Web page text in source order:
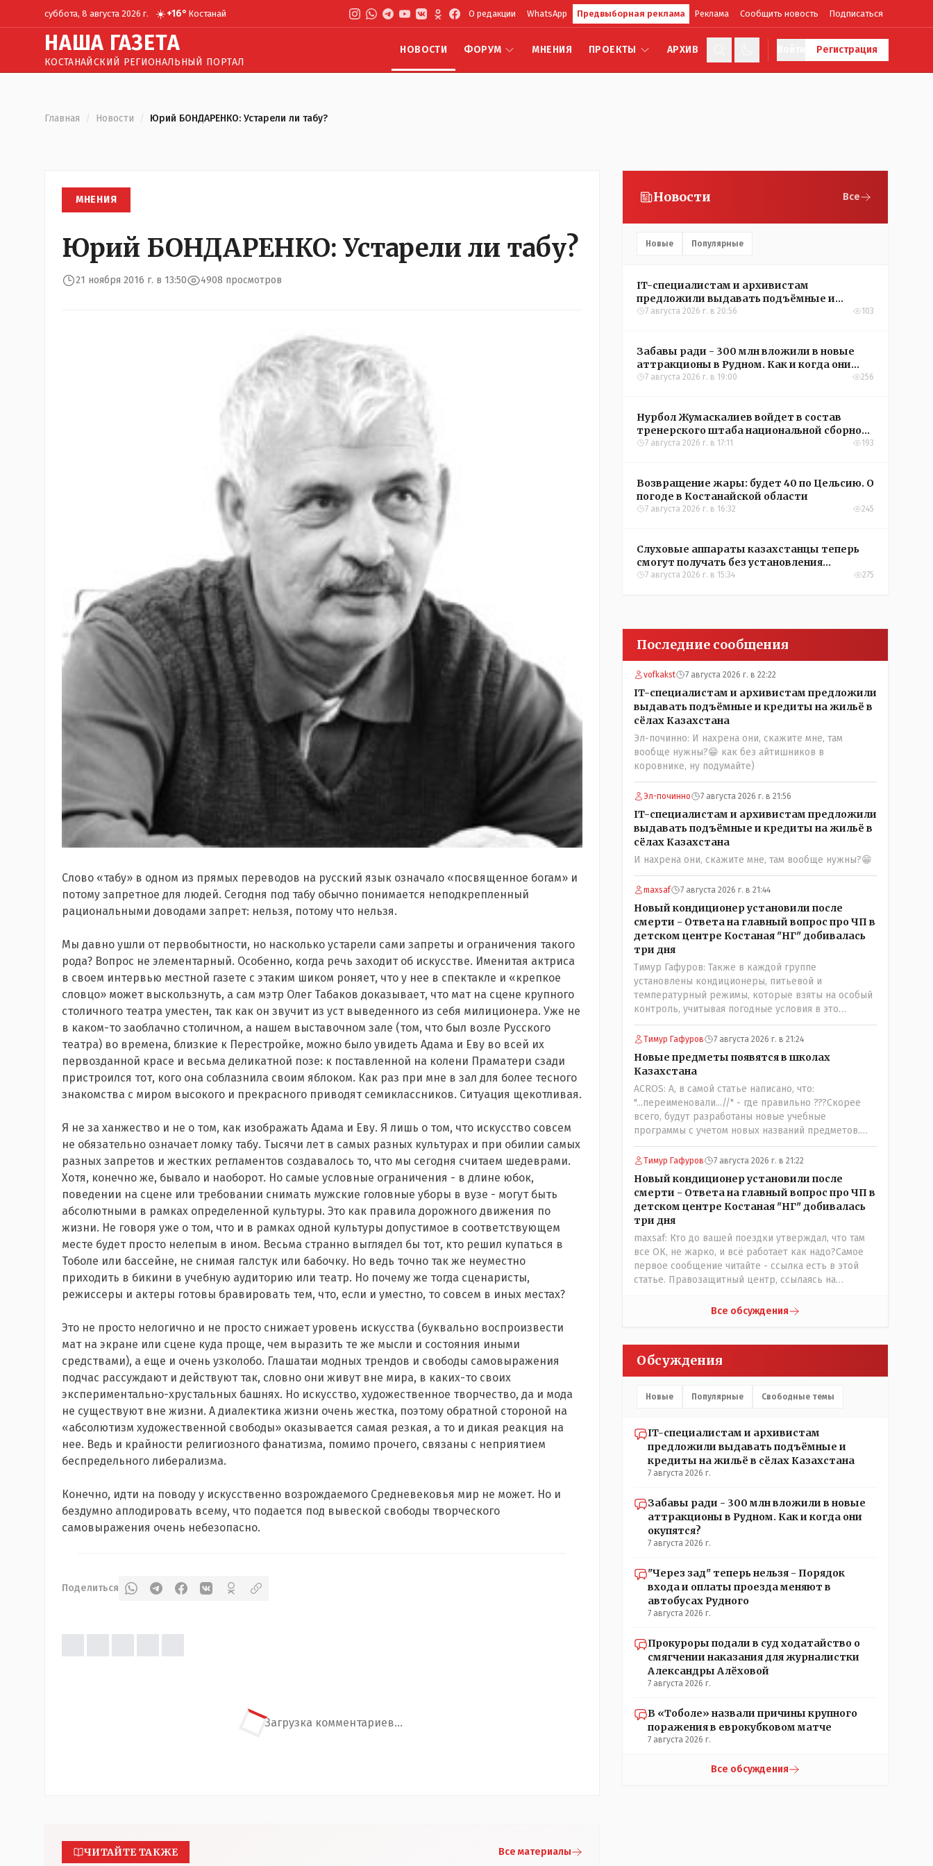
суббота, 8 августа 2026 г. ☀️+16° Костанай О редакции WhatsApp Предвыборная реклама Реклама Сообщить новость Подписаться
НАША ГАЗЕТА
КОСТАНАЙСКИЙ РЕГИОНАЛЬНЫЙ ПОРТАЛ
НОВОСТИ ФОРУМ МНЕНИЯ ПРОЕКТЫ АРХИВ Регистрация
Главная / Новости / Юрий БОНДАРЕНКО: Устарели ли табу?
МНЕНИЯ
Юрий БОНДАРЕНКО: Устарели ли табу?
21 ноября 2016 г. в 13:50 4908 просмотров
Слово «табу» в одном из прямых переводов на русский язык означало «посвященное богам» и
потому запретное для людей. Сегодня под табу обычно понимается неподкрепленный
рациональными доводами запрет: нельзя, потому что нельзя.
Мы давно ушли от первобытности, но насколько устарели сами запреты и ограничения такого
рода? Вопрос не элементарный. Особенно, когда речь заходит об искусстве. Именитая актриса
в своем интервью местной газете с этаким шиком роняет, что у нее в спектакле и «крепкое
словцо» может выскользнуть, а сам мэтр Олег Табаков доказывает, что мат на сцене крупного
столичного театра уместен, так как он звучит из уст выведенного из себя милиционера. Уже не
в каком-то заоблачно столичном, а нашем выставочном зале (том, что был возле Русского
театра) во времена, близкие к Перестройке, можно было увидеть Адама и Еву во всей их
первозданной красе и весьма деликатной позе: к поставленной на колени Праматери сзади
пристроился тот, кого она соблазнила своим яблоком. Как раз при мне в зал для более тесного
знакомства с миром высокого и прекрасного приводят семиклассников. Ситуация щекотливая.
Я не за ханжество и не о том, как изображать Адама и Еву. Я лишь о том, что искусство совсем
не обязательно означает ломку табу. Тысячи лет в самых разных культурах и при обилии самых
разных запретов и жестких регламентов создавалось то, что мы сегодня считаем шедеврами.
Хотя, конечно же, бывало и наоборот. Но самые условные ограничения - в длине юбок,
поведении на сцене или требовании снимать мужские головные уборы в вузе - могут быть
абсолютными в рамках определенной культуры. Это как правила дорожного движения по
жизни. Не говоря уже о том, что и в рамках одной культуры допустимое в соответствующем
месте будет просто нелепым в ином. Весьма странно выглядел бы тот, кто решил купаться в
Тоболе или бассейне, не снимая галстук или бабочку. Но ведь точно так же неуместно
приходить в бикини в учебную аудиторию или театр. Но почему же тогда сценаристы,
режиссеры и актеры готовы бравировать тем, что, если и уместно, то совсем в иных местах?
Это не просто нелогично и не просто снижает уровень искусства (буквально воспроизвести
мат на экране или сцене куда проще, чем выразить те же мысли и состояния иными
средствами), а еще и очень узколобо. Глашатаи модных трендов и свободы самовыражения
подчас рассуждают и действуют так, словно они живут вне мира, в каких-то своих
экспериментально-хрустальных башнях. Но искусство, художественное творчество, да и мода
не существуют вне жизни. А диалектика жизни очень жестка, поэтому обратной стороной на
«абсолютизм художественной свободы» оказывается самая резкая, а то и дикая реакция на
нее. Ведь и крайности религиозного фанатизма, помимо прочего, связаны с неприятием
беспредельного либерализма.
Конечно, идти на поводу у искусственно возрождаемого Средневековья мир не может. Но и
бездумно аплодировать всему, что подается под вывеской свободы творческого
самовыражения очень небезопасно.
Поделиться
Загрузка комментариев...
ЧИТАЙТЕ ТАКЖЕ Все материалы
Новости Все
Новые Популярные
IT-специалистам и архивистам
предложили выдавать подъёмные и
кредиты на жильё в сёлах Казахстана
7 августа 2026 г. в 20:56 103
Забавы ради - 300 млн вложили в новые
аттракционы в Рудном. Как и когда они
окупятся?
7 августа 2026 г. в 19:00 256
Нурбол Жумаскалиев войдет в состав
тренерского штаба национальной сборной
Казахстана по футболу
7 августа 2026 г. в 17:11 193
Возвращение жары: будет 40 по Цельсию. О
погоде в Костанайской области
7 августа 2026 г. в 16:32 245
Слуховые аппараты казахстанцы теперь
смогут получать без установления
инвалидности
7 августа 2026 г. в 15:34 275
Последние сообщения
vofkakst 7 августа 2026 г. в 22:22
IT-специалистам и архивистам предложили
выдавать подъёмные и кредиты на жильё в
сёлах Казахстана
Эл-починно: И нахрена они, скажите мне, там
вообще нужны?😁 как без айтишников в
коровнике, ну подумайте)
Эл-починно 7 августа 2026 г. в 21:56
IT-специалистам и архивистам предложили
выдавать подъёмные и кредиты на жильё в
сёлах Казахстана
И нахрена они, скажите мне, там вообще нужны?😁
maxsaf 7 августа 2026 г. в 21:44
Новый кондиционер установили после
смерти - Ответа на главный вопрос про ЧП в
детском центре Костаная "НГ" добивалась
три дня
Тимур Гафуров: Также в каждой группе
установлены кондиционеры, питьевой и
температурный режимы, которые взяты на особый
контроль, учитывая погодные условия в это
лето.Мы решили. что это - противоречие. Вы
считаете иначе?Ну тут противоречия нет. Этот
трагедии, то есть 29 июля, когда спешно
установили и воду, и новые кондиционеры, и
впервые поставили температурный режим на
контроль. То есть первая часть - информация до
трагедии, вторая часть - информация после
трагедии, когда все уже было исправлено.
Тимур Гафуров 7 августа 2026 г. в 21:24
Новые предметы появятся в школах
Казахстана
ACROS: А, в самой статье написано, что:
"...переименовали...//" - где правильно ???Скорее
всего, будут разработаны новые учебные
программы с учетом новых названий предметов.
Так что предметы - новые. Хоть и
переименованные)
Тимур Гафуров 7 августа 2026 г. в 21:22
Новый кондиционер установили после
смерти - Ответа на главный вопрос про ЧП в
детском центре Костаная "НГ" добивалась
три дня
maxsaf: Кто до вашей поездки утверждал, что там
все ОК, не жарко, и всё работает как надо?Самое
первое сообщение читайте - ссылка есть в этой
статье. Правозащитный центр, ссылаясь на
чате, которые прислали ему в виде
времени их установили только в помещениях,
предназначенных для административно-
управленческого персонала. И Также в каждой
группе установлены кондиционеры, питьевой и
контроль, учитывая погодные условия в это лето.
Мы решили. что это - противоречие. Вы считаете
иначе?
Все обсуждения
Обсуждения
Новые Популярные Свободные темы
IT-специалистам и архивистам
предложили выдавать подъёмные и
кредиты на жильё в сёлах Казахстана
7 августа 2026 г.
Забавы ради - 300 млн вложили в новые
аттракционы в Рудном. Как и когда они
окупятся?
7 августа 2026 г.
"Через зад" теперь нельзя - Порядок
входа и оплаты проезда меняют в
автобусах Рудного
7 августа 2026 г.
Прокуроры подали в суд ходатайство о
смягчении наказания для журналистки
Александры Алёховой
7 августа 2026 г.
В «Тоболе» назвали причины крупного
поражения в еврокубковом матче
7 августа 2026 г.
Все обсуждения